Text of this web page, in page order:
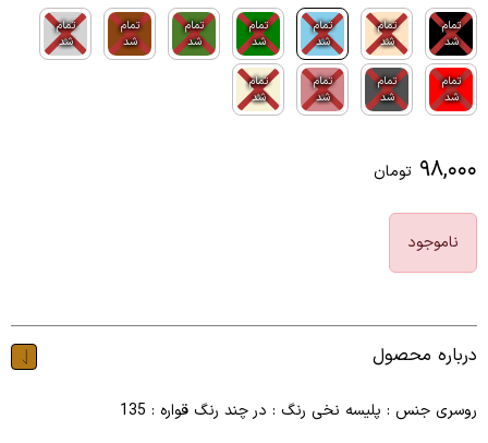
تمام
شد
تمام
شد
تمام
شد
تمام
شد
تمام
شد
تمام
شد
تمام
شد
تمام
شد
تمام
شد
تمام
شد
تمام
شد
۹۸,۰۰۰ تومان
ناموجود
درباره محصول
روسری جنس : پلیسه نخی رنگ : در چند رنگ قواره : 135